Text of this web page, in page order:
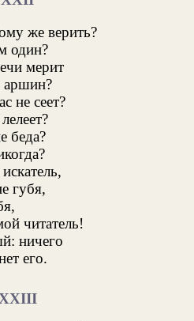
же верить?
один?
мерит
аршин?
не сеет?
беда?
губя,
читатель!
ничего
его.